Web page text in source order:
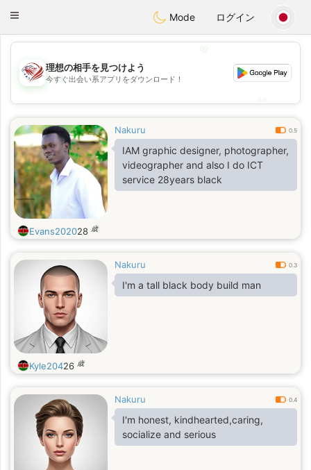
StatesDating
Toggle
Mode ログイン
💖
💕
理想の相手を見つけよう
今すぐ出会い系アプリをダウンロード！
Nakuru 0.5
IAM graphic designer, photographer,
videographer and also I do ICT
service 28years black
Evans202028 歳
Nakuru 0.3
I'm a tall black body build man
Kyle20426 歳
Nakuru 0.4
I'm honest, kindhearted,caring,
socialize and serious